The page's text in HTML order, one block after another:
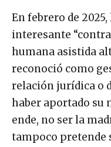
En febrero de
interesante
humana asistida
reconoció como
relación jurídica o
haber aportado su
ende, no ser la
tampoco pretende